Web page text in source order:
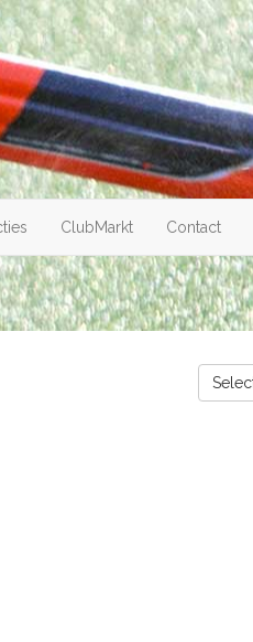
ClubMarkt Contact